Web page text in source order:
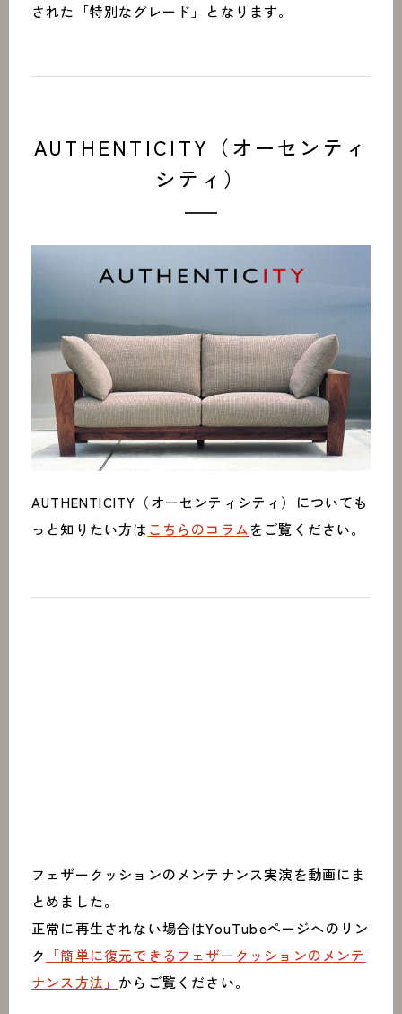
された「特別なグレード」となります。
AUTHENTICITY（オーセンティ
シティ）
AUTHENTICITY（オーセンティシティ）についても
っと知りたい方は こちらのコラムをご覧ください。
フェザークッションのメンテナンス実演を動画にま
とめました。
正常に再生されない場合はYouTubeページへのリン
ク
「簡単に復元できるフェザークッションのメンテ
ナンス方法」 からご覧ください。